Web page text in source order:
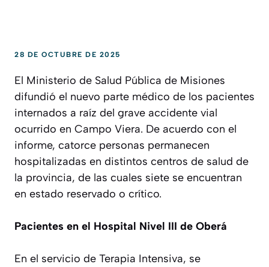
28 DE OCTUBRE DE 2025
El Ministerio de Salud Pública de Misiones
difundió el nuevo parte médico de los pacientes
internados a raíz del grave accidente vial
ocurrido en Campo Viera. De acuerdo con el
informe, catorce personas permanecen
hospitalizadas en distintos centros de salud de
la provincia, de las cuales siete se encuentran
en estado reservado o crítico.
Pacientes en el Hospital Nivel III de Oberá
En el servicio de Terapia Intensiva, se